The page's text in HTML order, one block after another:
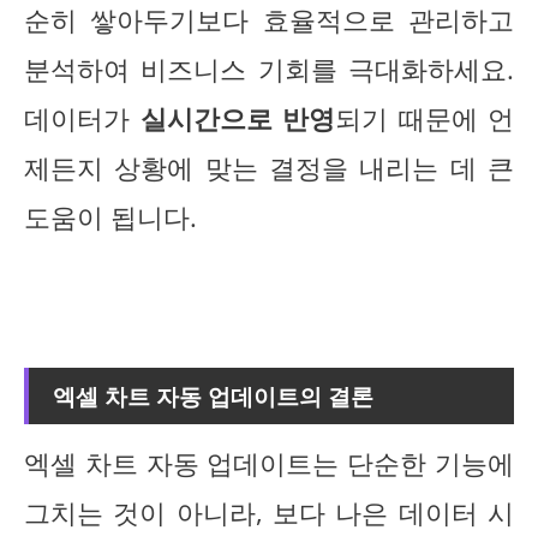
순히 쌓아두기보다 효율적으로 관리하고
분석하여 비즈니스 기회를 극대화하세요.
데이터가 실시간으로 반영되기 때문에 언
제든지 상황에 맞는 결정을 내리는 데 큰
도움이 됩니다.
엑셀 차트 자동 업데이트의 결론
엑셀 차트 자동 업데이트는 단순한 기능에
그치는 것이 아니라, 보다 나은 데이터 시